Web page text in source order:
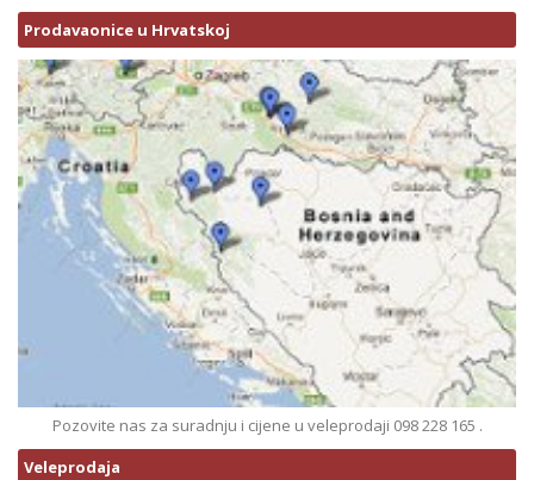
Prodavaonice u Hrvatskoj
Pozovite nas za suradnju i cijene u veleprodaji 098 228 165 .
Veleprodaja